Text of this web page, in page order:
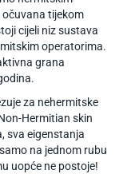
očuvana tijekom
cijeli niz sustava
operatorima.
grana
za nehermitske
Hermitian skin
sva eigenstanja
na jednom rubu
uopće ne postoje!